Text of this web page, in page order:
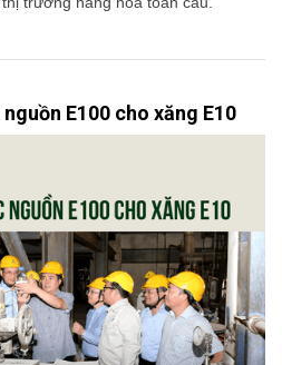
E100 cho xăng E10